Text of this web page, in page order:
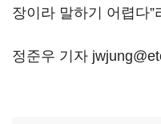
장이라 말하기 어렵다”
정준우 기자